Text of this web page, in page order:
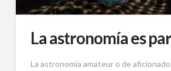
La astronomía es
La astronomía amateur o de